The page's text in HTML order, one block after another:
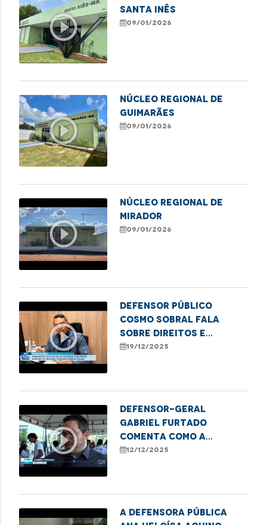
play_circle_outline
SANTA INÊS
09/01/2026
play_circle_outline
NÚCLEO REGIONAL DE
GUIMARÃES
09/01/2026
play_circle_outline
NÚCLEO REGIONAL DE
MIRADOR
09/01/2026
play_circle_outline
Defensor Público
Cosmo Sobral fala
sobre direitos e
desafios das pessoas
19/12/2025
play_circle_outline
Defensor-geral
Gabriel Furtado
comenta como a
Defensoria Pública
tecnologia.
12/12/2025
A defensora pública